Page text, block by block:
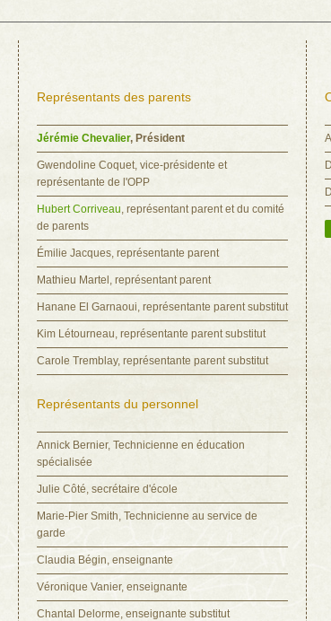
Représentants des parents
Jérémie Chevalier, Président
Gwendoline Coquet, vice-présidente et
représentante de l'OPP
Hubert Corriveau, représentant parent et du comité
de parents
Émilie Jacques, représentante parent
Mathieu Martel, représentant parent
Hanane El Garnaoui, représentante parent substitut
Kim Létourneau, représentante parent substitut
Carole Tremblay, représentante parent substitut
Représentants du personnel
Annick Bernier, Technicienne en éducation
spécialisée
Julie Côté, secrétaire d'école
Marie-Pier Smith, Technicienne au service de
garde
Claudia Bégin, enseignante
Véronique Vanier, enseignante
Chantal Delorme, enseignante substitut